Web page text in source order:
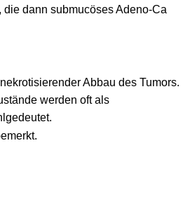
dann submucöses Adeno-Ca
Abbau des Tumors.
werden oft als